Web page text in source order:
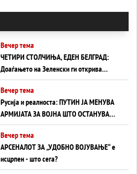
Вечер тема
ЧЕТИРИ СТОЛЧИЊА, ЕДЕН БЕЛГРАД:
Доаѓањето на Зеленски ги открива
тајните на политиката на балансирање
на Вучиќ
Вечер тема
Русија и реалноста: ПУТИН ЈА МЕНУВА
АРМИЈАТА ЗА ВОЈНА ШТО ОСТАНУВА
БЕЗ ФРОНТ
Вечер тема
АРСЕНАЛОТ ЗА „УДОБНО ВОЈУВАЊЕ“ е
исцрпен - што сега?